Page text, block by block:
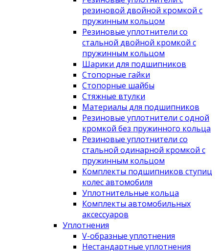
резиновой двойной кромкой с
пружинным кольцом
Резиновые уплотнители со
стальной двойной кромкой с
пружинным кольцом
Шарики для подшипников
Стопорные гайки
Стопорные шайбы
Стяжные втулки
Материалы для подшипников
Резиновые уплотнители с одной
кромкой без пружинного кольца
Резиновые уплотнители со
стальной одинарной кромкой с
пружинным кольцом
Комплекты подшипников ступиц
колес автомобиля
Уплотнительные кольца
Комплекты автомобильных
аксессуаров
Уплотнения
V-образные уплотнения
Нестандартные уплотнения